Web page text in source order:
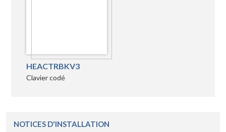
HEACTRBKV3
Clavier codé
NOTICES D'INSTALLATION